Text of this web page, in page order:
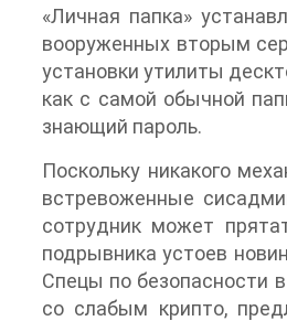
«Личная папка»
вооруженных вторым
установки утилиты
как с самой обычной
знающий пароль.
Поскольку никакого
встревоженные
сотрудник может
подрывника устоев
Спецы по безопасности
со слабым крипто,